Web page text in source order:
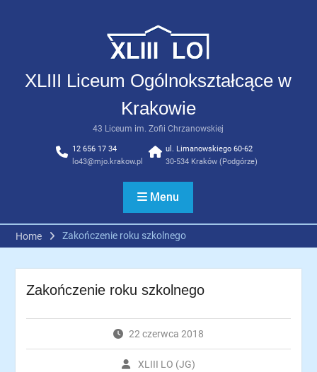
XLIII Liceum Ogólnokształcące w
Krakowie
43 Liceum im. Zofii Chrzanowskiej
12 656 17 34
lo43@mjo.krakow.pl
ul. Limanowskiego 60-62
30-534 Kraków (Podgórze)
Menu
Home Zakończenie roku szkolnego
Zakończenie roku szkolnego
22 czerwca 2018
XLIII LO (JG)